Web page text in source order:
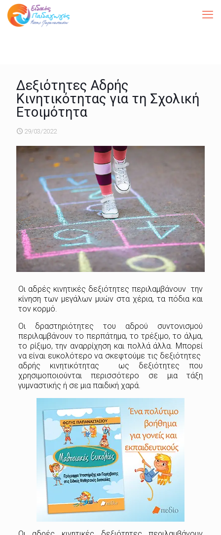
Δεξιότητες Αδρής
Κινητικότητας για τη Σχολική
Ετοιμότητα
29/03/2022
Οι αδρές κινητικές δεξιότητες περιλαμβάνουν την
κίνηση των μεγάλων μυών στα χέρια, τα πόδια και
τον κορμό.
Οι δραστηριότητες του αδρού συντονισμού
περιλαμβάνουν το περπάτημα, το τρέξιμο, το άλμα,
το ρίξιμο, την αναρρίχηση και πολλά άλλα. Μπορεί
να είναι ευκολότερο να σκεφτούμε τις δεξιότητες
αδρής κινητικότητας ως δεξιότητες που
χρησιμοποιούνται περισσότερο σε μια τάξη
γυμναστικής ή σε μια παιδική χαρά.